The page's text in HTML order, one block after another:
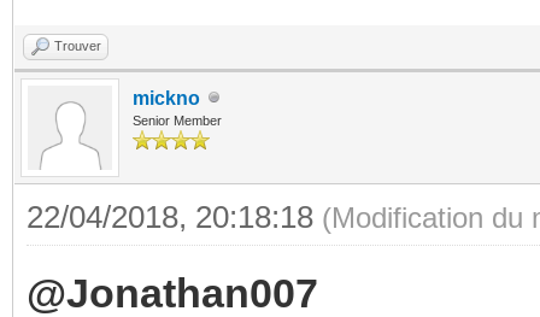
Trouver
mickno
Senior Member
22/04/2018, 20:18:18 (Modification du
@Jonathan007